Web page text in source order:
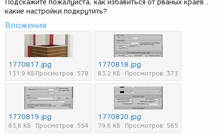
и
я
Подскажите пожалуйста, как избавиться от рваных краев ,
какие настройки подкрутить?
Вложения
1770817.jpg
131,9 КБ Просмотров: 578
1770818.jpg
83,2 КБ Просмотров: 373
1770819.jpg
83,6 КБ Просмотров: 554
1770820.jpg
79,6 КБ Просмотров: 565